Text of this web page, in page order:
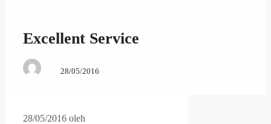
Excellent Service
28/05/2016
28/05/2016 oleh